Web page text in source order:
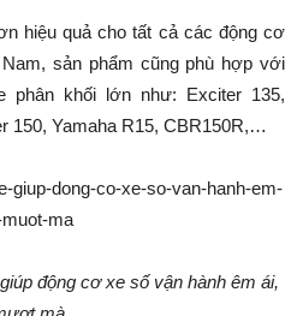
hiệu quả cho tất cả các động cơ
sản phẩm cũng phù hợp với
khối lớn như: Exciter 135,
150, Yamaha R15, CBR150R,…
động cơ xe số vận hành êm ái,